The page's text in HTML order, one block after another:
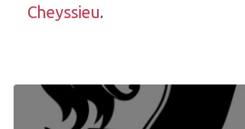
Cheyssieu.